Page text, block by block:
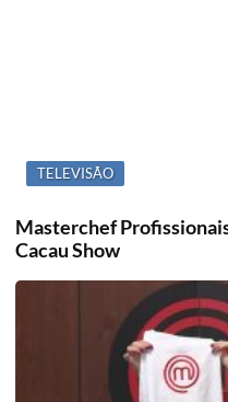
TELEVISÃO
Masterchef
Cacau Show